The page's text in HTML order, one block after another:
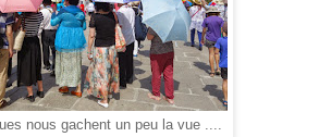
nous gachent un peu la vue ....